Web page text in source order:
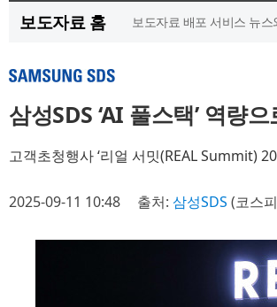
보도자료 홈 보도자료 배포 서비스 뉴
삼성SDS ‘AI 풀스택’ 역량
고객초청행사 ‘리얼 서밋(REAL Summit)
2025-09-11 10:48 출처: 삼성SDS (코스피